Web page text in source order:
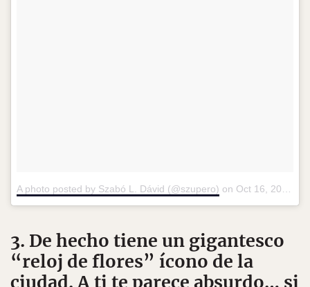
A photo posted by Szabó L. Dávid (@szupero) on Oct 16, 2016 at 7:40pm PDT
3. De hecho tiene un gigantesco
“reloj de flores” ícono de la
ciudad. A ti te parece absurdo… si